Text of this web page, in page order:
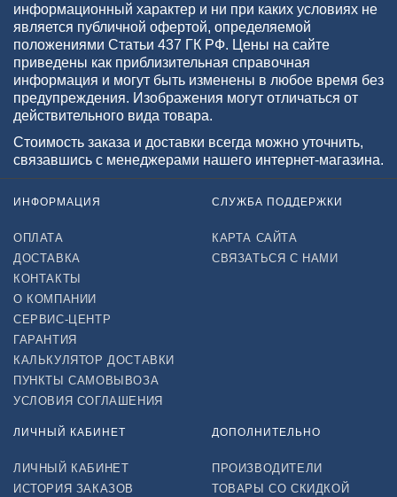
информационный характер и ни при каких условиях не
является публичной офертой, определяемой
положениями Статьи 437 ГК РФ. Цены на сайте
приведены как приблизительная справочная
информация и могут быть изменены в любое время без
предупреждения. Изображения могут отличаться от
действительного вида товара.
Стоимость заказа и доставки всегда можно уточнить,
связавшись с менеджерами нашего интернет-магазина.
ИНФОРМАЦИЯ
ОПЛАТА
ДОСТАВКА
КОНТАКТЫ
О КОМПАНИИ
СЕРВИС-ЦЕНТР
ГАРАНТИЯ
КАЛЬКУЛЯТОР ДОСТАВКИ
ПУНКТЫ САМОВЫВОЗА
УСЛОВИЯ СОГЛАШЕНИЯ
СЛУЖБА ПОДДЕРЖКИ
КАРТА САЙТА
СВЯЗАТЬСЯ С НАМИ
ЛИЧНЫЙ КАБИНЕТ
ЛИЧНЫЙ КАБИНЕТ
ИСТОРИЯ ЗАКАЗОВ
ДОПОЛНИТЕЛЬНО
ПРОИЗВОДИТЕЛИ
ТОВАРЫ СО СКИДКОЙ